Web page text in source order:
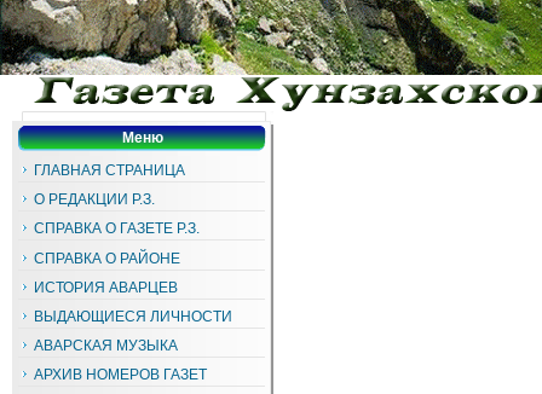
Меню
ГЛАВНАЯ СТРАНИЦА
О РЕДАКЦИИ Р.З.
СПРАВКА О ГАЗЕТЕ Р.З.
СПРАВКА О РАЙОНЕ
ИСТОРИЯ АВАРЦЕВ
ВЫДАЮЩИЕСЯ ЛИЧНОСТИ
АВАРСКАЯ МУЗЫКА
АРХИВ НОМЕРОВ ГАЗЕТ